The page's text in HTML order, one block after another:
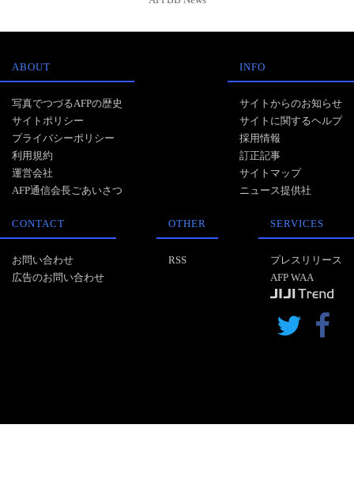
ABOUT
写真でつづるAFPの歴史
サイトポリシー
プライバシーポリシー
利用規約
運営会社
AFP通信会長ごあいさつ
INFO
サイトからのお知らせ
サイトに関するヘルプ
採用情報
訂正記事
サイトマップ
ニュース提供社
CONTACT
お問い合わせ
広告のお問い合わせ
OTHER
RSS
SERVICES
プレスリリース
AFP WAA